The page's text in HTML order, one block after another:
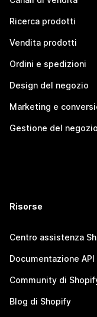
Ricerca prodotti
Vendita prodotti
Ordini e spedizioni
Design del negozio
Marketing e
Gestione del negozio
Risorse
Centro assistenza
Documentazione API
Community di
Blog di Shopify